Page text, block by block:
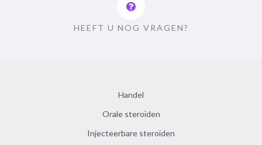
HEEFT U NOG VRAGEN?
Handel
Orale steroïden
Injecteerbare steroïden